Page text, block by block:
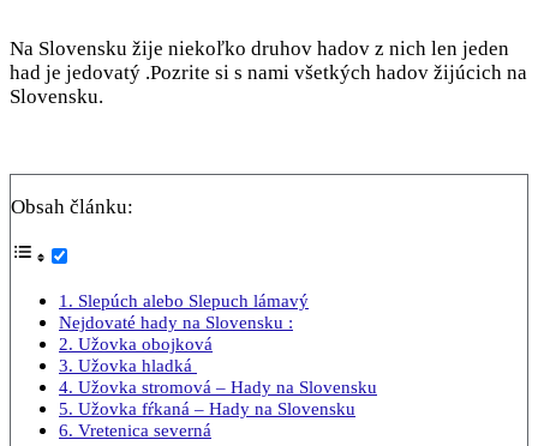
Na Slovensku žije niekoľko druhov hadov z nich len jeden
had je jedovatý .Pozrite si s nami všetkých hadov žijúcich na
Slovensku.
Obsah článku:
1. Slepúch alebo Slepuch lámavý
Nejdovaté hady na Slovensku :
2. Užovka obojková
3. Užovka hladká
4. Užovka stromová – Hady na Slovensku
5. Užovka fŕkaná – Hady na Slovensku
6. Vretenica severná